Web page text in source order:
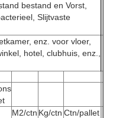
bestand en Vorst,
Slijtvaste
enz. voor vloer,
hotel, clubhuis, enz.,
M2/ctn Kg/ctn Ctn/pallet